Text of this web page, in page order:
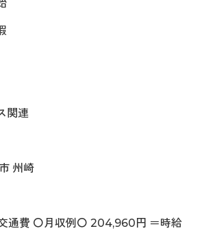
関連
州崎
通費 〇月収例〇 204,960円 ＝時給